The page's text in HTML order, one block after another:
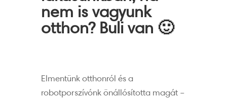
nem is vagyunk
otthon? Buli van 🙂
Elmentünk otthonról és a
robotporszívónk önállósította magát –